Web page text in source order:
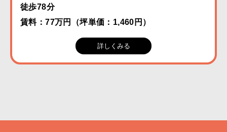
徒歩78分
賃料：77万円（坪単価：1,460円）
詳しくみる